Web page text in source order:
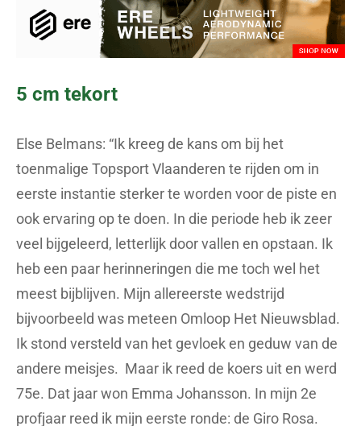
5 cm tekort
Else Belmans: “Ik kreeg de kans om bij het
toenmalige Topsport Vlaanderen te rijden om in
eerste instantie sterker te worden voor de piste en
ook ervaring op te doen. In die periode heb ik zeer
veel bijgeleerd, letterlijk door vallen en opstaan. Ik
heb een paar herinneringen die me toch wel het
meest bijblijven. Mijn allereerste wedstrijd
bijvoorbeeld was meteen Omloop Het Nieuwsblad.
Ik stond versteld van het gevloek en geduw van de
andere meisjes. Maar ik reed de koers uit en werd
75e. Dat jaar won Emma Johansson. In mijn 2e
profjaar reed ik mijn eerste ronde: de Giro Rosa.